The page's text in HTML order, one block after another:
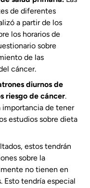
de diferentes
a partir de los
los horarios de
sobre
de las
cáncer.
diurnos de
riesgo de cáncer.
importancia de tener
estudios sobre dieta
estos tendrán
sobre la
no tienen en
Esto tendría especial